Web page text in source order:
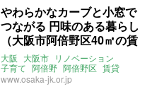
やわらかなカーブと小窓で
つながる 円味のある暮らし
（大阪市阿倍野区40㎡の賃
貸物件）
大阪 大阪市 リノベーション
子育て 阿倍野 阿倍野区 賃貸
www.osaka-jk.or.jp